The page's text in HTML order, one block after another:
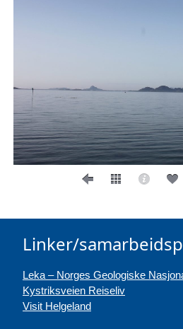
Linker/
Leka – Norges Geologiske
Kystriksveien Reiseliv
Visit Helgeland